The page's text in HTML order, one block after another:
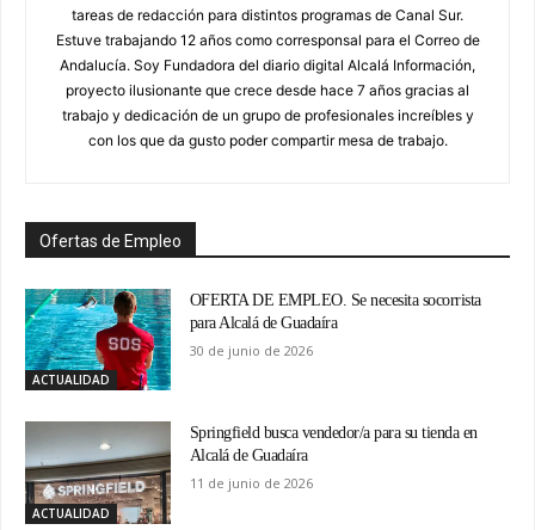
tareas de redacción para distintos programas de Canal Sur.
Estuve trabajando 12 años como corresponsal para el Correo de
Andalucía. Soy Fundadora del diario digital Alcalá Información,
proyecto ilusionante que crece desde hace 7 años gracias al
trabajo y dedicación de un grupo de profesionales increíbles y
con los que da gusto poder compartir mesa de trabajo.
Ofertas de Empleo
ACTUALIDAD
OFERTA DE EMPLEO. Se necesita socorrista
para Alcalá de Guadaíra
30 de junio de 2026
ACTUALIDAD
Springfield busca vendedor/a para su tienda en
Alcalá de Guadaíra
11 de junio de 2026